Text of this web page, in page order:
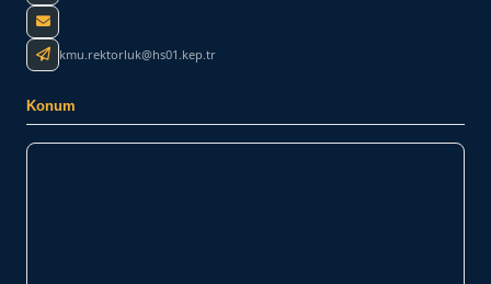
kmu.rektorluk@hs01.kep.tr
Konum